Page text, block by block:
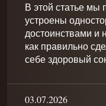
В этой статье мы
устроены
достоинствами и
как правильно
себе здоровый
03.07.2026